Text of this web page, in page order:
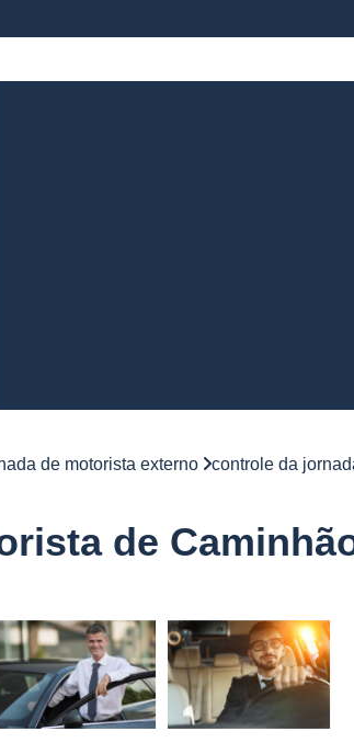
Controle de Jornada Motorista
Controle de Abastecimento de
Controle de Frota
Controle de Frota
Controle de Frota de Caminhões
Controle de Manutenção de Frota de
Sistema de Fadiga
Empresa de
de motorista externo controle da
de